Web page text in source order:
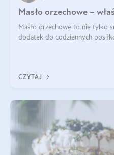
Masło orzechowe –
Masło orzechowe to nie tylko
dodatek do codziennych
CZYTAJ